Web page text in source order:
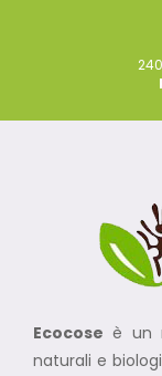
Ecocose è un
naturali e